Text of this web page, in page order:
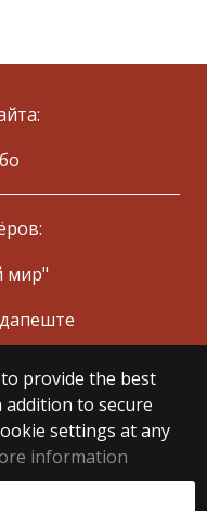
to provide the best
to secure
settings at any
information
мир"
University
tér 1–3.